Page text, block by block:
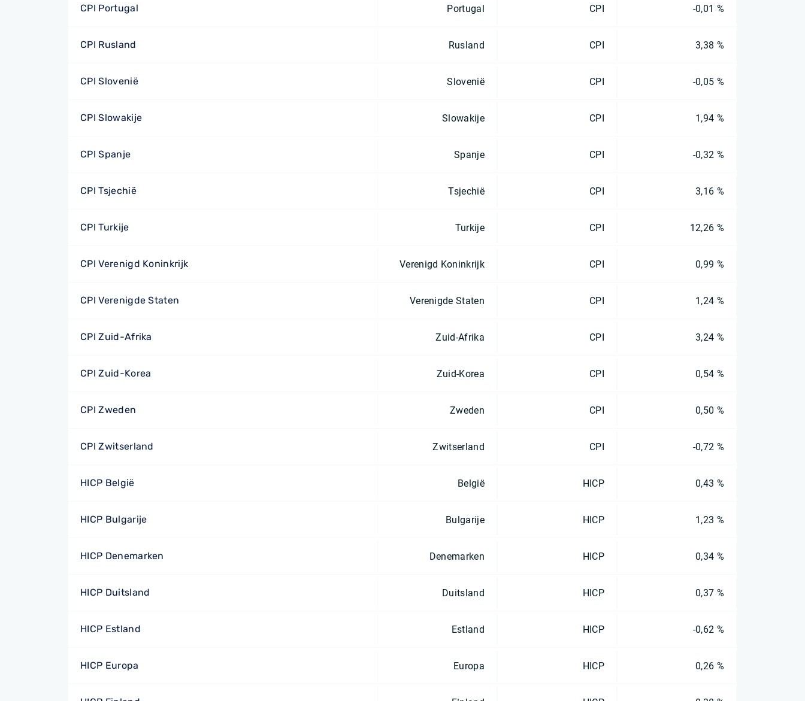
CPI Portugal Portugal CPI -0,01 %
CPI Rusland Rusland CPI 3,38 %
CPI Slovenië Slovenië CPI -0,05 %
CPI Slowakije Slowakije CPI 1,94 %
CPI Spanje Spanje CPI -0,32 %
CPI Tsjechië Tsjechië CPI 3,16 %
CPI Turkije Turkije CPI 12,26 %
CPI Verenigd Koninkrijk Verenigd Koninkrijk CPI 0,99 %
CPI Verenigde Staten Verenigde Staten CPI 1,24 %
CPI Zuid-Afrika Zuid-Afrika CPI 3,24 %
CPI Zuid-Korea Zuid-Korea CPI 0,54 %
CPI Zweden Zweden CPI 0,50 %
CPI Zwitserland Zwitserland CPI -0,72 %
HICP België België HICP 0,43 %
HICP Bulgarije Bulgarije HICP 1,23 %
HICP Denemarken Denemarken HICP 0,34 %
HICP Duitsland Duitsland HICP 0,37 %
HICP Estland Estland HICP -0,62 %
HICP Europa Europa HICP 0,26 %